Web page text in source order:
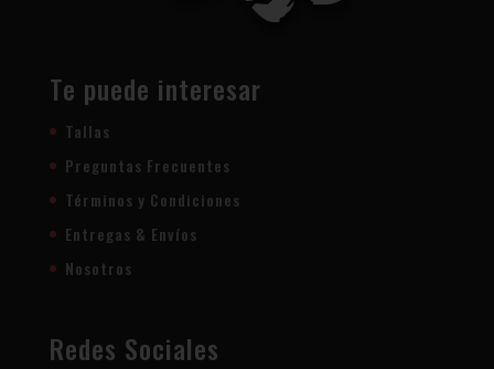
Te puede interesar
Tallas
Preguntas Frecuentes
Términos y Condiciones
Entregas & Envíos
Nosotros
Redes Sociales